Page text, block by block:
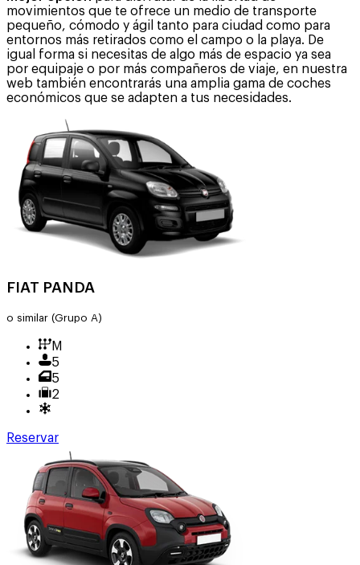
movimientos que te ofrece un medio de transporte
pequeño, cómodo y ágil tanto para ciudad como para
entornos más retirados como el campo o la playa. De
igual forma si necesitas de algo más de espacio ya sea
por equipaje o por más compañeros de viaje, en nuestra
web también encontrarás una amplia gama de coches
económicos que se adapten a tus necesidades.
FIAT PANDA
o similar (Grupo A)
M
5
5
2
Reservar